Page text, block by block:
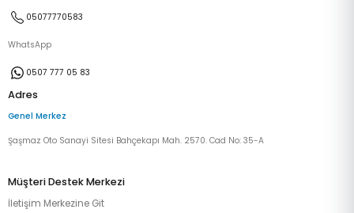
05077770583
WhatsApp
0507 777 05 83
Adres
Genel Merkez
Şaşmaz Oto Sanayi Sitesi Bahçekapı Mah. 2570. Cad No: 35-A
Müşteri Destek Merkezi
İletişim Merkezine Git